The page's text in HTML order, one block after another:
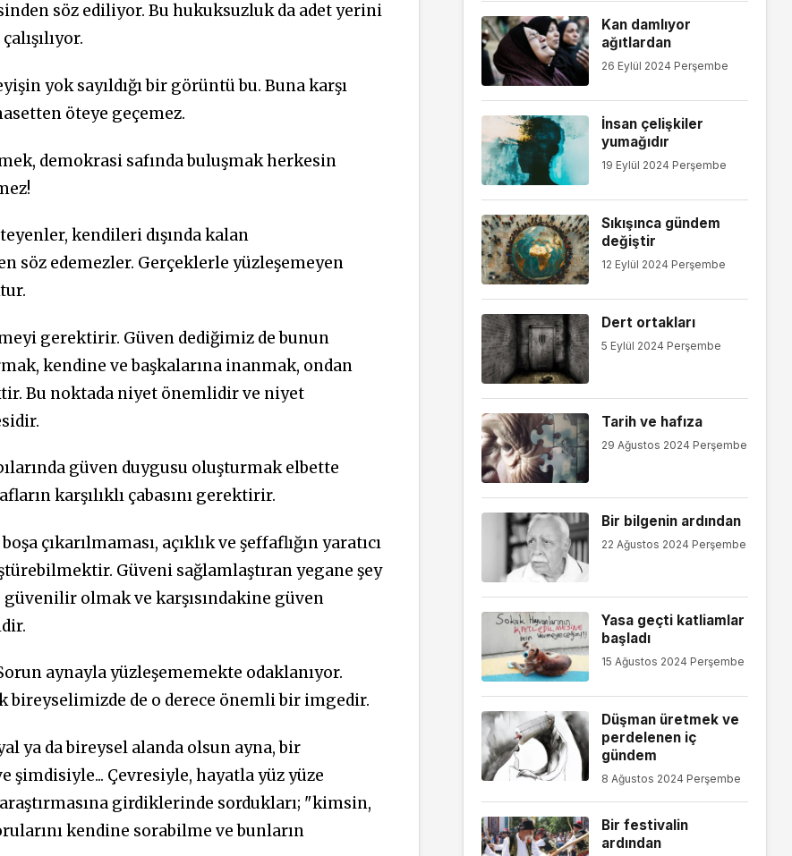
söz ediliyor. Bu hukuksuzluk da adet yerini
yok sayıldığı bir görüntü bu. Buna karşı
öteye geçemez.
demokrasi safında buluşmak herkesin
kendileri dışında kalan
söz edemezler. Gerçeklerle yüzleşemeyen
gerektirir. Güven dediğimiz de bunun
kendine ve başkalarına inanmak, ondan
Bu noktada niyet önemlidir ve niyet
güven duygusu oluşturmak elbette
karşılıklı çabasını gerektirir.
çıkarılmaması, açıklık ve şeffaflığın yaratıcı
Güveni sağlamlaştıran yegane şey
güvenilir olmak ve karşısındakine güven
aynayla yüzleşememekte odaklanıyor.
bireyselimizde de o derece önemli bir imgedir.
ya da bireysel alanda olsun ayna, bir
şimdisiyle... Çevresiyle, hayatla yüz yüze
girdiklerinde sordukları; "kimsin,
kendine sorabilme ve bunların
Kan damlıyor
ağıtlardan
26 Eylül 2024 Perşembe
İnsan çelişkiler
yumağıdır
19 Eylül 2024 Perşembe
Sıkışınca gündem
değiştir
12 Eylül 2024 Perşembe
Dert ortakları
5 Eylül 2024 Perşembe
Tarih ve hafıza
29 Ağustos 2024 Perşembe
Bir bilgenin ardından
22 Ağustos 2024 Perşembe
Yasa geçti katliamlar
başladı
15 Ağustos 2024 Perşembe
Düşman üretmek ve
perdelenen iç
gündem
8 Ağustos 2024 Perşembe
Bir festivalin
ardından